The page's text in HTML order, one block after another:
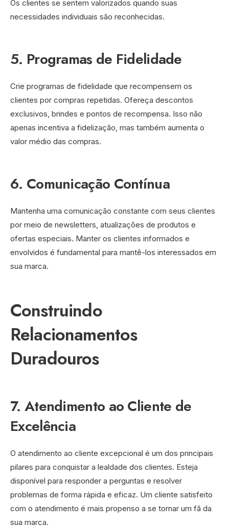
Os clientes se sentem valorizados quando suas
necessidades individuais são reconhecidas.
5. Programas de Fidelidade
Crie programas de fidelidade que recompensem os
clientes por compras repetidas. Ofereça descontos
exclusivos, brindes e pontos de recompensa. Isso não
apenas incentiva a fidelização, mas também aumenta o
valor médio das compras.
6. Comunicação Contínua
Mantenha uma comunicação constante com seus clientes
por meio de newsletters, atualizações de produtos e
ofertas especiais. Manter os clientes informados e
envolvidos é fundamental para mantê-los interessados em
sua marca.
Construindo
Relacionamentos
Duradouros
7. Atendimento ao Cliente de
Excelência
O atendimento ao cliente excepcional é um dos principais
pilares para conquistar a lealdade dos clientes. Esteja
disponível para responder a perguntas e resolver
problemas de forma rápida e eficaz. Um cliente satisfeito
com o atendimento é mais propenso a se tornar um fã da
sua marca.